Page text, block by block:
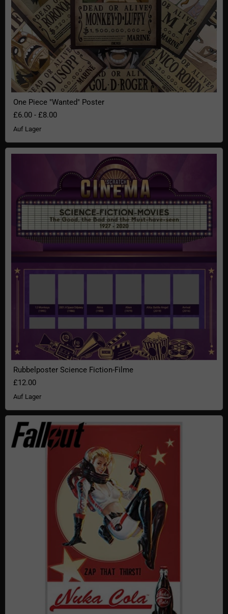
One Piece "Wanted" Poster
£6.00 - £8.00
Auf Lager
Rubbelposter Science Fiction-Filme
Rubbelposter Science Fiction-Filme
£12.00
Auf Lager
Fallout Poster Nuka Cola